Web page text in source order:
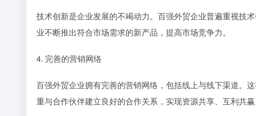
技术创新是企业发展的不竭动力。百强外贸企业普遍重视技
业不断推出符合市场需求的新产品，提高市场竞争力。
4. 完善的营销网络
百强外贸企业拥有完善的营销网络，包括线上与线下渠道。
重与合作伙伴建立良好的合作关系，实现资源共享、互利共赢